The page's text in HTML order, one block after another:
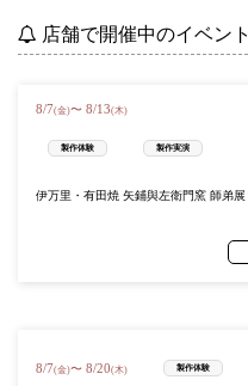
店舗で開催中のイベント
8/7(金)〜 8/13(木)
製作体験 製作実演
伊万里・有田焼 矢鋪與左衛門窯 師弟展
8/7(金)〜 8/20(木) 製作体験